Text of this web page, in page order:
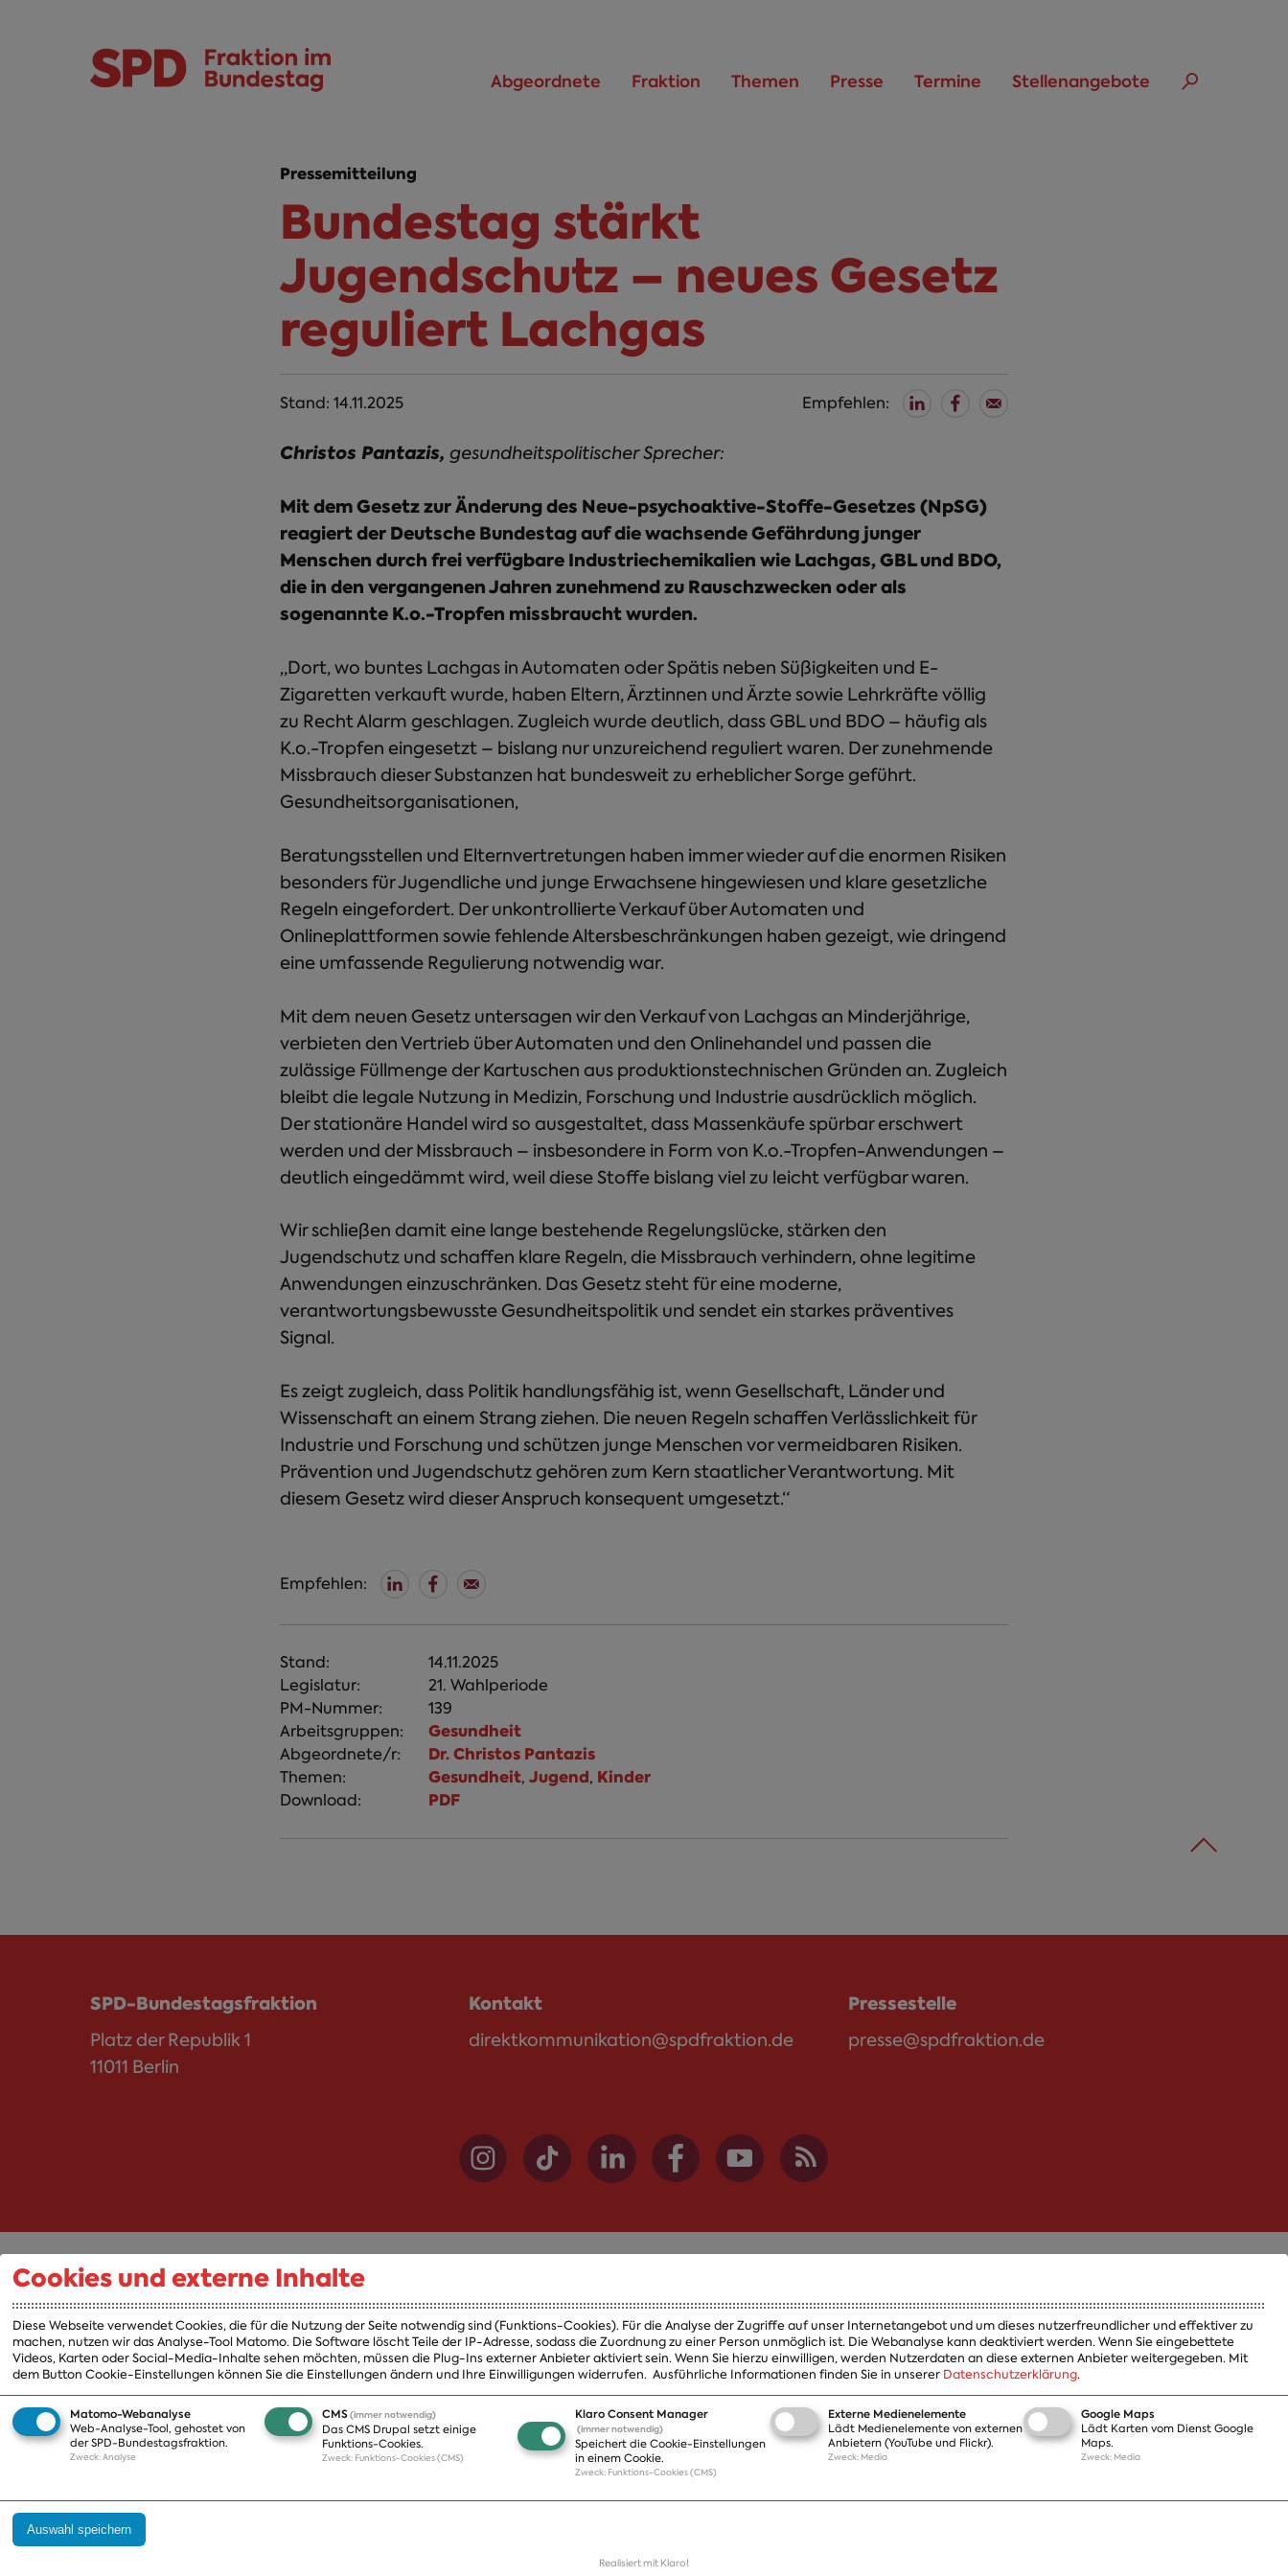
Abgeordnete Fraktion Themen Presse Termine Stellenangebote
Pressemitteilung
Bundestag stärkt
Jugendschutz – neues Gesetz
reguliert Lachgas
Stand: 14.11.2025 Empfehlen:
Christos Pantazis, gesundheitspolitischer Sprecher:
Mit dem Gesetz zur Änderung des Neue-psychoaktive-Stoffe-Gesetzes (NpSG)
reagiert der Deutsche Bundestag auf die wachsende Gefährdung junger
Menschen durch frei verfügbare Industriechemikalien wie Lachgas, GBL und BDO,
die in den vergangenen Jahren zunehmend zu Rauschzwecken oder als
sogenannte K.o.-Tropfen missbraucht wurden.
„Dort, wo buntes Lachgas in Automaten oder Spätis neben Süßigkeiten und E-
Zigaretten verkauft wurde, haben Eltern, Ärztinnen und Ärzte sowie Lehrkräfte völlig
zu Recht Alarm geschlagen. Zugleich wurde deutlich, dass GBL und BDO – häufig als
K.o.-Tropfen eingesetzt – bislang nur unzureichend reguliert waren. Der zunehmende
Missbrauch dieser Substanzen hat bundesweit zu erheblicher Sorge geführt.
Gesundheitsorganisationen,
Beratungsstellen und Elternvertretungen haben immer wieder auf die enormen Risiken
besonders für Jugendliche und junge Erwachsene hingewiesen und klare gesetzliche
Regeln eingefordert. Der unkontrollierte Verkauf über Automaten und
Onlineplattformen sowie fehlende Altersbeschränkungen haben gezeigt, wie dringend
eine umfassende Regulierung notwendig war.
Mit dem neuen Gesetz untersagen wir den Verkauf von Lachgas an Minderjährige,
verbieten den Vertrieb über Automaten und den Onlinehandel und passen die
zulässige Füllmenge der Kartuschen aus produktionstechnischen Gründen an. Zugleich
bleibt die legale Nutzung in Medizin, Forschung und Industrie ausdrücklich möglich.
Der stationäre Handel wird so ausgestaltet, dass Massenkäufe spürbar erschwert
werden und der Missbrauch – insbesondere in Form von K.o.-Tropfen-Anwendungen –
deutlich eingedämmt wird, weil diese Stoffe bislang viel zu leicht verfügbar waren.
Wir schließen damit eine lange bestehende Regelungslücke, stärken den
Jugendschutz und schaffen klare Regeln, die Missbrauch verhindern, ohne legitime
Anwendungen einzuschränken. Das Gesetz steht für eine moderne,
verantwortungsbewusste Gesundheitspolitik und sendet ein starkes präventives
Signal.
Es zeigt zugleich, dass Politik handlungsfähig ist, wenn Gesellschaft, Länder und
Wissenschaft an einem Strang ziehen. Die neuen Regeln schaffen Verlässlichkeit für
Industrie und Forschung und schützen junge Menschen vor vermeidbaren Risiken.
Prävention und Jugendschutz gehören zum Kern staatlicher Verantwortung. Mit
diesem Gesetz wird dieser Anspruch konsequent umgesetzt.“
Empfehlen:
Stand:
14.11.2025
Legislatur:
21. Wahlperiode
PM-Nummer:
139
Arbeitsgruppen:
Gesundheit
Abgeordnete/r: Dr. Christos Pantazis
Themen: Gesundheit, Jugend, Kinder
Download: PDF
SPD-Bundestagsfraktion
Platz der Republik 1
11011 Berlin
Kontakt
direktkommunikation@spdfraktion.de
Pressestelle
presse@spdfraktion.de
Abgeordnete
A-Z
Fraktion
Fraktion
Vorsitzender
Vorstand
Arbeitsgruppen
Ausschussvorsitzende
Beauftragte
Organisation
A-Z
Positionen
Bilanz
Publikationen
Presseveröffentlichungen
Fotos
Abonnements
Pressekontakt
Jobs und Ausbildung
Häufige Fragen
Podcast
Abonnements
Aktualisierungen
Kontakt
Datenschutz
Cookies und externe Inhalte
Diese Webseite verwendet Cookies, die für die Nutzung der Seite notwendig sind (Funktions-Cookies). Für die Analyse der Zugriffe auf unser Internetangebot und um dieses nutzerfreundlicher und effektiver zu
machen, nutzen wir das Analyse-Tool Matomo. Die Software löscht Teile der IP-Adresse, sodass die Zuordnung zu einer Person unmöglich ist. Die Webanalyse kann deaktiviert werden. Wenn Sie eingebettete
Videos, Karten oder Social-Media-Inhalte sehen möchten, müssen die Plug-Ins externer Anbieter aktiviert sein. Wenn Sie hierzu einwilligen, werden Nutzerdaten an diese externen Anbieter weitergegeben. Mit
dem Button Cookie-Einstellungen können Sie die Einstellungen ändern und Ihre Einwilligungen widerrufen. Ausführliche Informationen finden Sie in unserer Datenschutzerklärung.
Matomo-Webanalyse
Web-Analyse-Tool, gehostet von
der SPD-Bundestagsfraktion.
Zweck:Analyse
CMS(immer notwendig)
Das CMS Drupal setzt einige
Funktions-Cookies.
Zweck: Funktions-Cookies (CMS)
Klaro Consent Manager
(immer notwendig)
Speichert die Cookie-Einstellungen
in einem Cookie.
Zweck: Funktions-Cookies (CMS)
Externe Medienelemente
Lädt Medienelemente von externen
Anbietern (YouTube und Flickr).
Zweck: Media
Google Maps
Lädt Karten vom Dienst Google
Maps.
Zweck: Media
Auswahl speichern
Realisiert mit Klaro!